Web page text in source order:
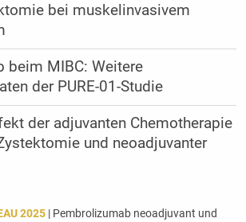
bei muskelinvasivem
beim MIBC: Weitere
der PURE-01-Studie
der adjuvanten Chemotherapie
und neoadjuvanter
2025| Pembrolizumab neoadjuvant und